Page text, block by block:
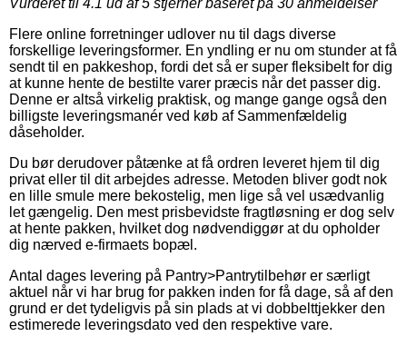
Flere online forretninger udlover nu til dags diverse
forskellige leveringsformer. En yndling er nu om stunder at få
sendt til en pakkeshop, fordi det så er super fleksibelt for dig
at kunne hente de bestilte varer præcis når det passer dig.
Denne er altså virkelig praktisk, og mange gange også den
billigste leveringsmanér ved køb af Sammenfældelig
dåseholder.
Du bør derudover påtænke at få ordren leveret hjem til dig
privat eller til dit arbejdes adresse. Metoden bliver godt nok
en lille smule mere bekostelig, men lige så vel usædvanlig
let gængelig. Den mest prisbevidste fragtløsning er dog selv
at hente pakken, hvilket dog nødvendiggør at du opholder
dig nærved e-firmaets bopæl.
Antal dages levering på Pantry>Pantrytilbehør er særligt
aktuel når vi har brug for pakken inden for få dage, så af den
grund er det tydeligvis på sin plads at vi dobbelttjekker den
estimerede leveringsdato ved den respektive vare.